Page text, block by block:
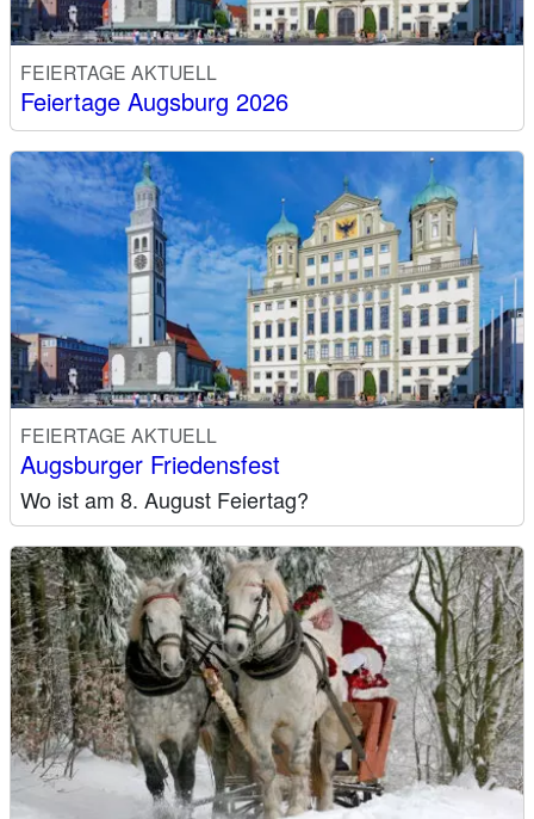
FEIERTAGE AKTUELL
Feiertage Augsburg 2026
FEIERTAGE AKTUELL
Augsburger Friedensfest
Wo ist am 8. August Feiertag?